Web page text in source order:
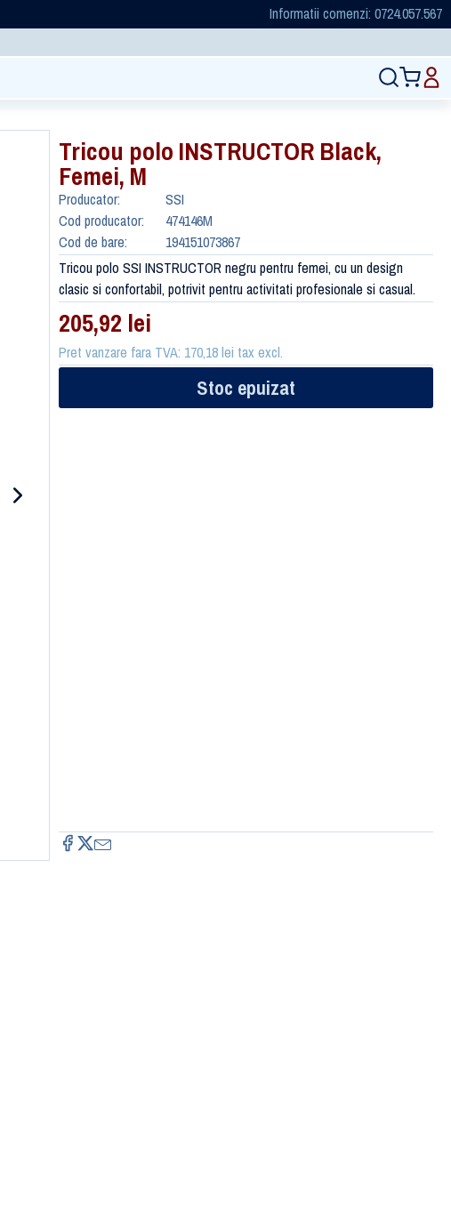
Informatii comenzi: 0724.057.567
Tricou polo INSTRUCTOR Black,
Femei, M
Producator:
SSI
Cod producator:
474146M
Cod de bare:
194151073867
Tricou polo SSI INSTRUCTOR negru pentru femei, cu un design
clasic si confortabil, potrivit pentru activitati profesionale si casual.
205,92 lei
Pret vanzare fara TVA: 170,18 lei tax excl.
Stoc epuizat